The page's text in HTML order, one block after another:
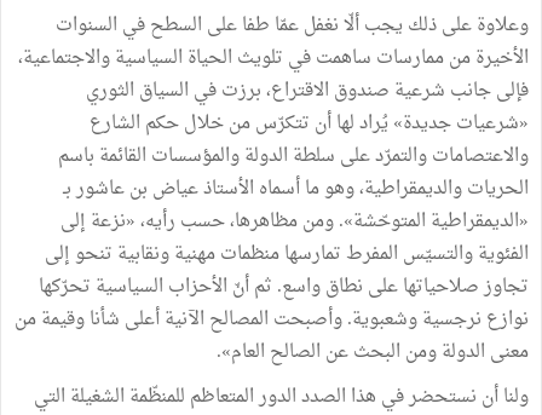
وعلاوة على ذلك يجب ألّا نغفل عمّا طفا على السطح في السنوات
الأخيرة من ممارسات ساهمت في تلويث الحياة السياسية والاجتماعية،
فإلى جانب شرعية صندوق الاقتراع، برزت في السياق الثوري
«شرعيات جديدة» يُراد لها أن تتكرّس من خلال حكم الشارع
والاعتصامات والتمرّد على سلطة الدولة والمؤسسات القائمة باسم
الحريات والديمقراطية، وهو ما أسماه الأستاذ عياض بن عاشور بـ
«الديمقراطية المتوحّشة». ومن مظاهرها، حسب رأيه، «نزعة إلى
الفئوية والتسيّس المفرط تمارسها منظمات مهنية ونقابية تنحو إلى
تجاوز صلاحياتها على نطاق واسع. ثم أنّ الأحزاب السياسية تحرّكها
نوازع نرجسية وشعبوية. وأصبحت المصالح الآنية أعلى شأنا وقيمة من
معنى الدولة ومن البحث عن الصالح العام».
ولنا أن نستحضر في هذا الصدد الدور المتعاظم للمنظّمة الشغيلة التي